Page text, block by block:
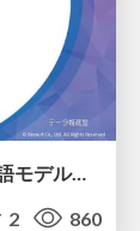
つくって納得、つかって実感！ 大規模言語モデルことはじめ ver2.0
2 860